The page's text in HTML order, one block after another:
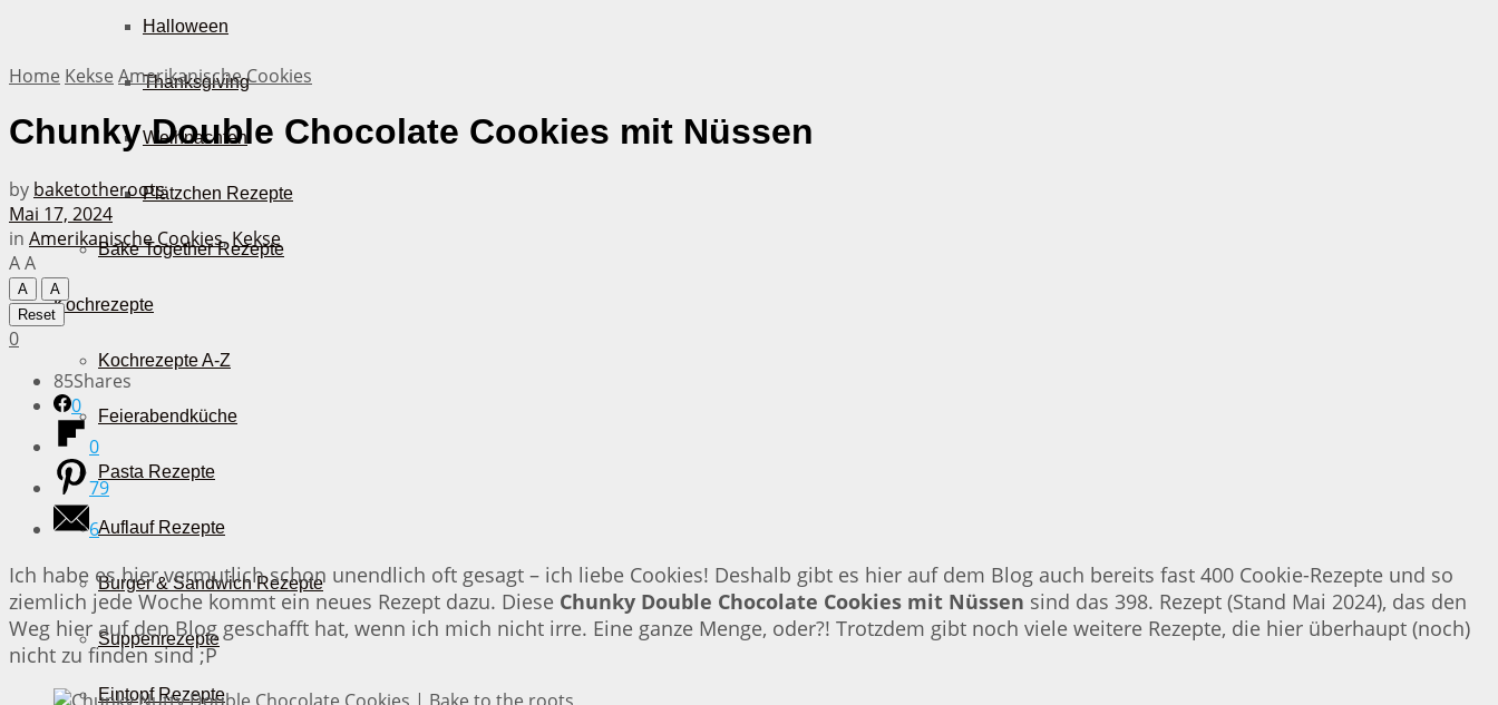
Halloween
Thanksgiving
Weihnachten
Plätzchen Rezepte
Bake Together Rezepte
Kochrezepte
Kochrezepte A-Z
Feierabendküche
Pasta Rezepte
Auflauf Rezepte
Burger & Sandwich Rezepte
Suppenrezepte
Eintopf Rezepte
Home Kekse Amerikanische Cookies
Chunky Double Chocolate Cookies mit Nüssen
by baketotheroots
Mai 17, 2024
in Amerikanische Cookies,Kekse
AA
A
A
Reset
0
85Shares
0
0
79
6
Ich habe es hier vermutlich schon unendlich oft gesagt – ich liebe Cookies! Deshalb gibt es hier auf dem Blog auch bereits fast 400 Cookie-Rezepte und so
ziemlich jede Woche kommt ein neues Rezept dazu. Diese Chunky Double Chocolate Cookies mit Nüssen sind das 398. Rezept (Stand Mai 2024), das den
Weg hier auf den Blog geschafft hat, wenn ich mich nicht irre. Eine ganze Menge, oder?! Trotzdem gibt noch viele weitere Rezepte, die hier überhaupt (noch)
nicht zu finden sind ;P